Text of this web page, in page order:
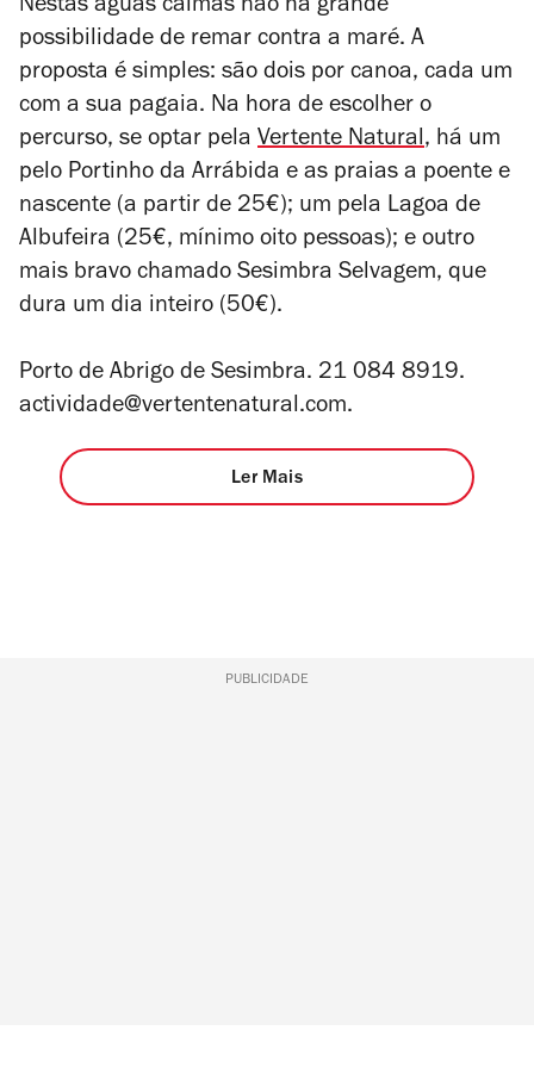
Nestas águas calmas não há grande
possibilidade de remar contra a maré. A
proposta é simples: são dois por canoa, cada um
com a sua pagaia. Na hora de escolher o
percurso, se optar pela Vertente Natural, há um
pelo Portinho da Arrábida e as praias a poente e
nascente (a partir de 25€); um pela Lagoa de
Albufeira (25€, mínimo oito pessoas); e outro
mais bravo chamado Sesimbra Selvagem, que
dura um dia inteiro (50€).
Porto de Abrigo de Sesimbra. 21 084 8919.
actividade@vertentenatural.com.
Ler Mais
PUBLICIDADE